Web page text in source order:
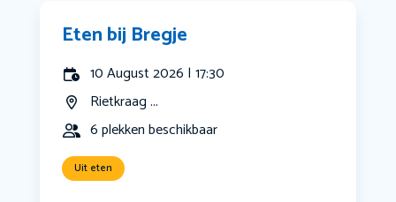
Eten bij Bregje
10 August 2026 | 17:30
Rietkraag ...
6 plekken beschikbaar
Uit eten